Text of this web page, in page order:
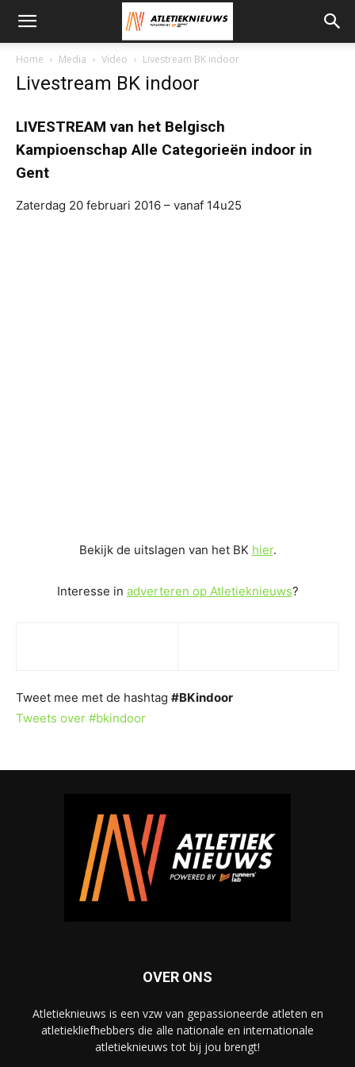
Home Media Video Livestream BK indoor
Livestream BK indoor
LIVESTREAM van het Belgisch
Kampioenschap Alle Categorieën indoor in
Gent
Zaterdag 20 februari 2016 – vanaf 14u25
Bekijk de uitslagen van het BK hier.
Interesse in adverteren op Atletieknieuws?
Tweet mee met de hashtag #BKindoor
Tweets over #bkindoor
OVER ONS
Atletieknieuws is een vzw van gepassioneerde atleten en
atletiekliefhebbers die alle nationale en internationale
atletieknieuws tot bij jou brengt!